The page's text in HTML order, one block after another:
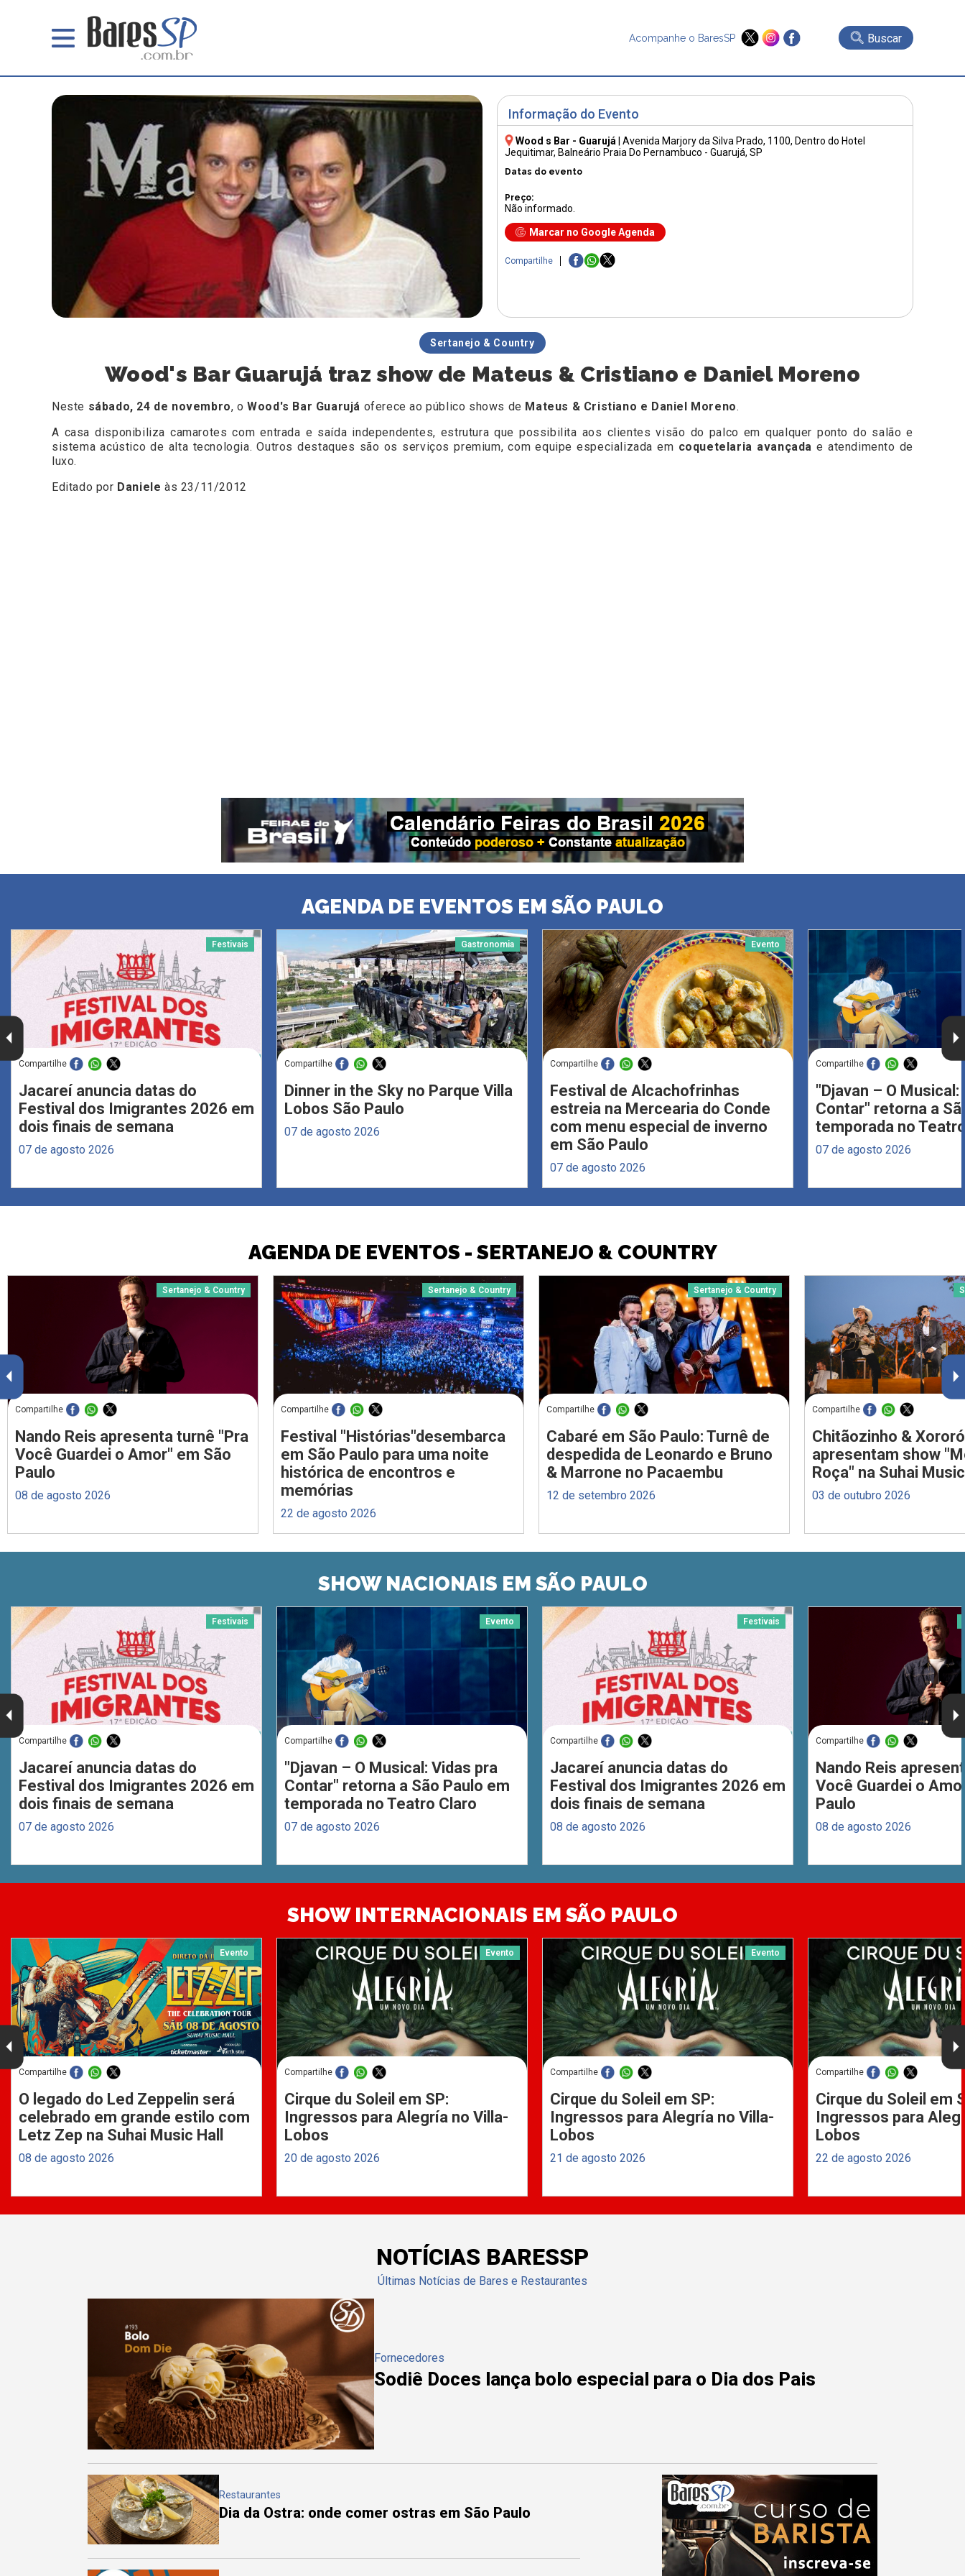
Acompanhe o BaresSP Buscar
Informação do Evento
Wood s Bar - Guarujá Avenida Marjory da Silva Prado, 1100, Dentro do Hotel
Jequitimar, Balneário Praia Do Pernambuco - Guarujá, SP
Datas do evento
Preço:
Não informado.
Marcar no Google Agenda
Compartilhe
Sertanejo & Country
Wood's Bar Guarujá traz show de Mateus & Cristiano e Daniel Moreno
Neste sábado, 24 de novembro, oWood's Bar Guarujá oferece ao público shows de Mateus & Cristiano e Daniel Moreno.
A casa disponibiliza camarotes com entrada e saída independentes, estrutura que possibilita aos clientes visão do palco em qualquer ponto do salão e
sistema acústico de alta tecnologia. Outros destaques são os serviços premium, com equipe especializada em coquetelaria avançada e atendimento de
luxo.
Editado por Daniele às 23/11/2012
AGENDA DE EVENTOS EM SÃO PAULO
Festivais
Compartilhe
Jacareí anuncia datas do
Festival dos Imigrantes 2026 em
dois finais de semana
07 de agosto 2026
Gastronomia
Compartilhe
Dinner in the Sky no Parque Villa
Lobos São Paulo
07 de agosto 2026
Evento
Compartilhe
Festival de Alcachofrinhas
estreia na Mercearia do Conde
com menu especial de inverno
em São Paulo
07 de agosto 2026
Compartilhe
"Djavan – O Musical:
Contar" retorna a
temporada no
07 de agosto 2026
AGENDA DE EVENTOS - SERTANEJO & COUNTRY
Sertanejo & Country
Compartilhe
Nando Reis apresenta turnê "Pra
Você Guardei o Amor" em São
Paulo
08 de agosto 2026
Sertanejo & Country
Compartilhe
Festival "Histórias"desembarca
em São Paulo para uma noite
histórica de encontros e
memórias
22 de agosto 2026
Sertanejo & Country
Compartilhe
Cabaré em São Paulo: Turnê de
despedida de Leonardo e Bruno
& Marrone no Pacaembu
12 de setembro 2026
Compartilhe
Chitãozinho & Xororó
apresentam show
Roça" na Suhai
03 de outubro 2026
SHOW NACIONAIS EM SÃO PAULO
Festivais
Compartilhe
Jacareí anuncia datas do
Festival dos Imigrantes 2026 em
dois finais de semana
07 de agosto 2026
Evento
Compartilhe
"Djavan – O Musical: Vidas pra
Contar" retorna a São Paulo em
temporada no Teatro Claro
07 de agosto 2026
Festivais
Compartilhe
Jacareí anuncia datas do
Festival dos Imigrantes 2026 em
dois finais de semana
08 de agosto 2026
Compartilhe
Nando Reis
Você Guardei o
Paulo
08 de agosto 2026
SHOW INTERNACIONAIS EM SÃO PAULO
Evento
Compartilhe
O legado do Led Zeppelin será
celebrado em grande estilo com
Letz Zep na Suhai Music Hall
08 de agosto 2026
Evento
Compartilhe
Cirque du Soleil em SP:
Ingressos para Alegría no Villa-
Lobos
20 de agosto 2026
Evento
Compartilhe
Cirque du Soleil em SP:
Ingressos para Alegría no Villa-
Lobos
21 de agosto 2026
Compartilhe
Cirque du Soleil em
Ingressos para
Lobos
22 de agosto 2026
NOTÍCIAS BARESSP
Últimas Notícias de Bares e Restaurantes
Fornecedores
Sodiê Doces lança bolo especial para o Dia dos Pais
Restaurantes
Dia da Ostra: onde comer ostras em São Paulo